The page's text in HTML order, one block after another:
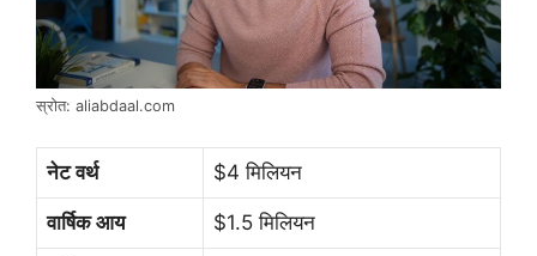
स्रोत: aliabdaal.com
नेट वर्थ $4 मिलियन
वार्षिक आय $1.5 मिलियन